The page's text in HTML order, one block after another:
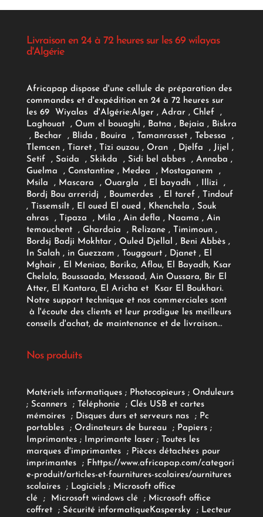
Livraison en 24 à 72 heures sur les 69 wilayas
d'Algérie
Africapap dispose d'une cellule de préparation des
commandes et d'expédition en 24 à 72 heures sur
les 69 Wiyalas d'Algérie:Alger , Adrar, Chlef ,
Laghouat , Oum el bouaghi , Batna , Bejaia , Biskra
, Bechar , Blida , Bouira , Tamanrasset , Tebessa ,
Tlemcen , Tiaret , Tizi ouzou , Oran , Djelfa , Jijel ,
Setif , Saida , Skikda , Sidi bel abbes , Annaba ,
Guelma , Constantine , Medea , Mostaganem ,
Msila , Mascara , Ouargla , El bayadh , Illizi ,
Bordj Bou arreridj , Boumerdes , El taref , Tindouf
, Tissemsilt , El oued El oued , Khenchela , Souk
ahras , Tipaza , Mila , Ain defla , Naama , Ain
temouchent , Ghardaia , Relizane , Timimoun ,
Bordsj Badji Mokhtar , Ouled Djellal , Beni Abbès ,
In Salah , in Guezzam , Touggourt , Djanet , El
Mghair , El Meniaa, Barika, Aflou, El Bayadh, Ksar
Chelala, Boussaada, Messaad, Ain Oussara, Bir El
Atter, El Kantara, El Aricha et Ksar El Boukhari.
Notre support technique et nos commerciales sont
à l'écoute des clients et leur prodigue les meilleurs
conseils d'achat, de maintenance et de livraison...
Nos produits
Matériels informatiques; Photocopieurs; Onduleurs
; Scanners ; Téléphonie ; Clés USB et cartes
mémoires
; Disques durs et serveurs nas ; Pc
portables
; Ordinateurs de bureau ; Papiers;
Imprimantes;Imprimante laser; Toutes les
marques d'imprimantes
; Pièces détachées pour
imprimantes
; Fhttps://www.africapap.com/categori
e-produit/articles-et-fournitures-scolaires/ournitures
scolaires; Logiciels ; Microsoft office
clé
; Microsoft windows clé; Microsoft office
coffret ; Sécurité informatiqueKaspersky ; Lecteur